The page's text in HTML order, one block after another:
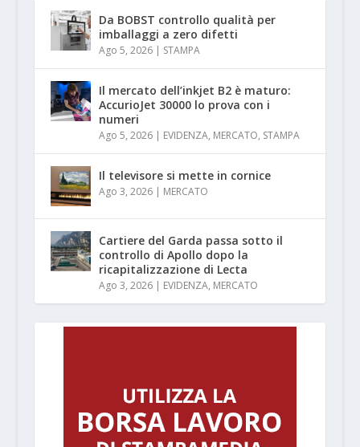
Da BOBST controllo qualità per
imballaggi a zero difetti
Ago 5, 2026| STAMPA
Il mercato dell’inkjet B2 è maturo:
AccurioJet 30000 lo prova con i
numeri
Ago 5, 2026| EVIDENZA, MERCATO, STAMPA
Il televisore si mette in cornice
Ago 3, 2026| MERCATO
Cartiere del Garda passa sotto il
controllo di Apollo dopo la
ricapitalizzazione di Lecta
Ago 3, 2026| EVIDENZA, MERCATO